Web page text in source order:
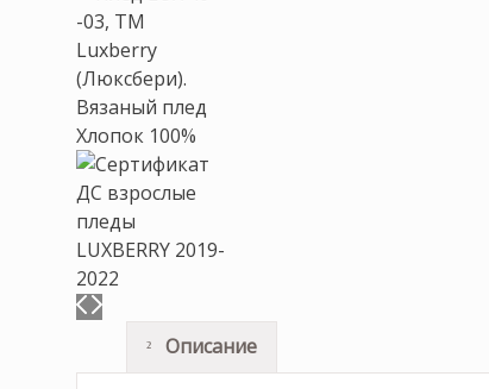
Описание